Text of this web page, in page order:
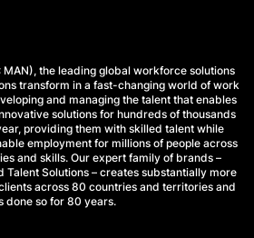
MAN), the leading global workforce solutions
transform in a fast-changing world of work
and managing the talent that enables
solutions for hundreds of thousands
providing them with skilled talent while
employment for millions of people across
and skills. Our expert family of brands –
Talent Solutions – creates substantially more
across 80 countries and territories and
done so for 80 years.